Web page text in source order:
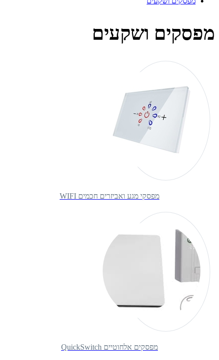
מפסקים ושקעים
מפסקי מגע ואביזרים חכמים WIFI
מפסקים אלחוטיים QuickSwitch